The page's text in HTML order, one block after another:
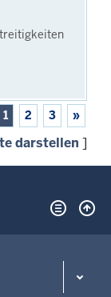
1 2 3 »
darstellen ]